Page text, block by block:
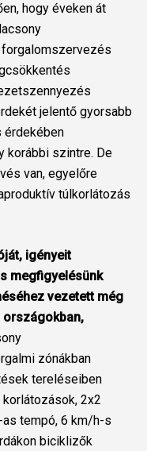
hogy éveken át
jelentő gyorsabb
érdekében
korábbi szintre. De
van, egyelőre
túlkorlátozás
igényeit
megfigyelésünk
vezetett még
országokban,
zónákban
tereléseiben
2x2
tempó, 6 km/h-s
biciklizők